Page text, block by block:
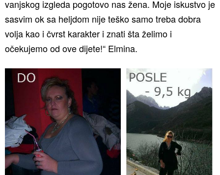
vanjskog izgleda pogotovo nas žena. Moje iskustvo je
sasvim ok sa heljdom nije teško samo treba dobra
volja kao i čvrst karakter i znati šta želimo i
očekujemo od ove dijete!“ Elmina.